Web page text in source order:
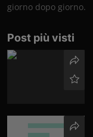
giorno dopo giorno.
Post più visti